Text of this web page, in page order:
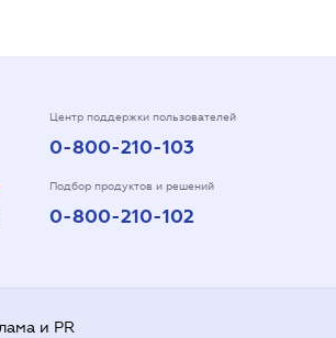
Центр поддержки пользователей
0-800-210-103
Подбор продуктов и решений
0-800-210-102
и PR